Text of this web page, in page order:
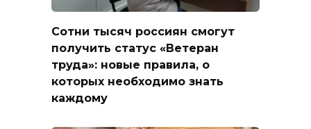
Сотни тысяч россиян смогут
получить статус «Ветеран
труда»: новые правила, о
которых необходимо знать
каждому